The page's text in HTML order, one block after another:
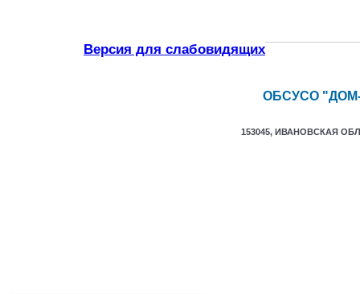
Версия для слабовидящих
ОБСУСО
153045, ИВАНОВСКАЯ